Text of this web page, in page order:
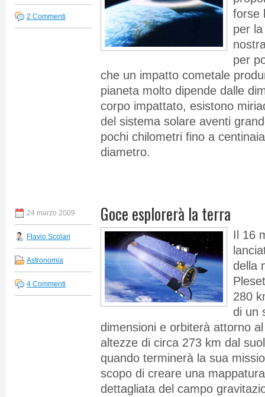
2 Commenti
forse
per
per
che un impatto cometale
pianeta molto dipende dalle
corpo impattato, esistono
del sistema solare aventi
pochi chilometri fino a
diametro.
24 marzo 2009
Flavio Scolari
Astronomia
4 Commenti
Goce esplorerà la terra
Il 16
della
280
di un
dimensioni e orbiterà attorno
altezze di circa 273 km dal
quando terminerà la sua
scopo di creare una
dettagliata del campo